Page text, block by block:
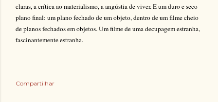
claras, a crítica ao materialismo, a angústia de viver. E um duro e seco
plano final: um plano fechado de um objeto, dentro de um filme cheio
de planos fechadosem objetos. Umfilme de uma decupagem estranha,
fascinantemente estranha.
Compartilhar